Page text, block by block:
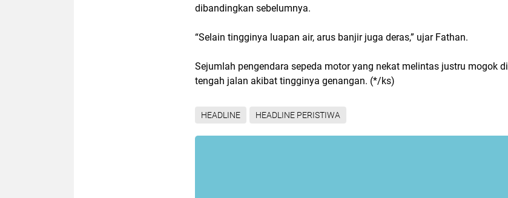
dibandingkan sebelumnya.
“Selain tingginya luapan air, arus banjir juga deras,” ujar Fathan.
Sejumlah pengendara sepeda motor yang nekat melintas justru mogok di
tengah jalan akibat tingginya genangan. (*/ks)
HEADLINE HEADLINE PERISTIWA